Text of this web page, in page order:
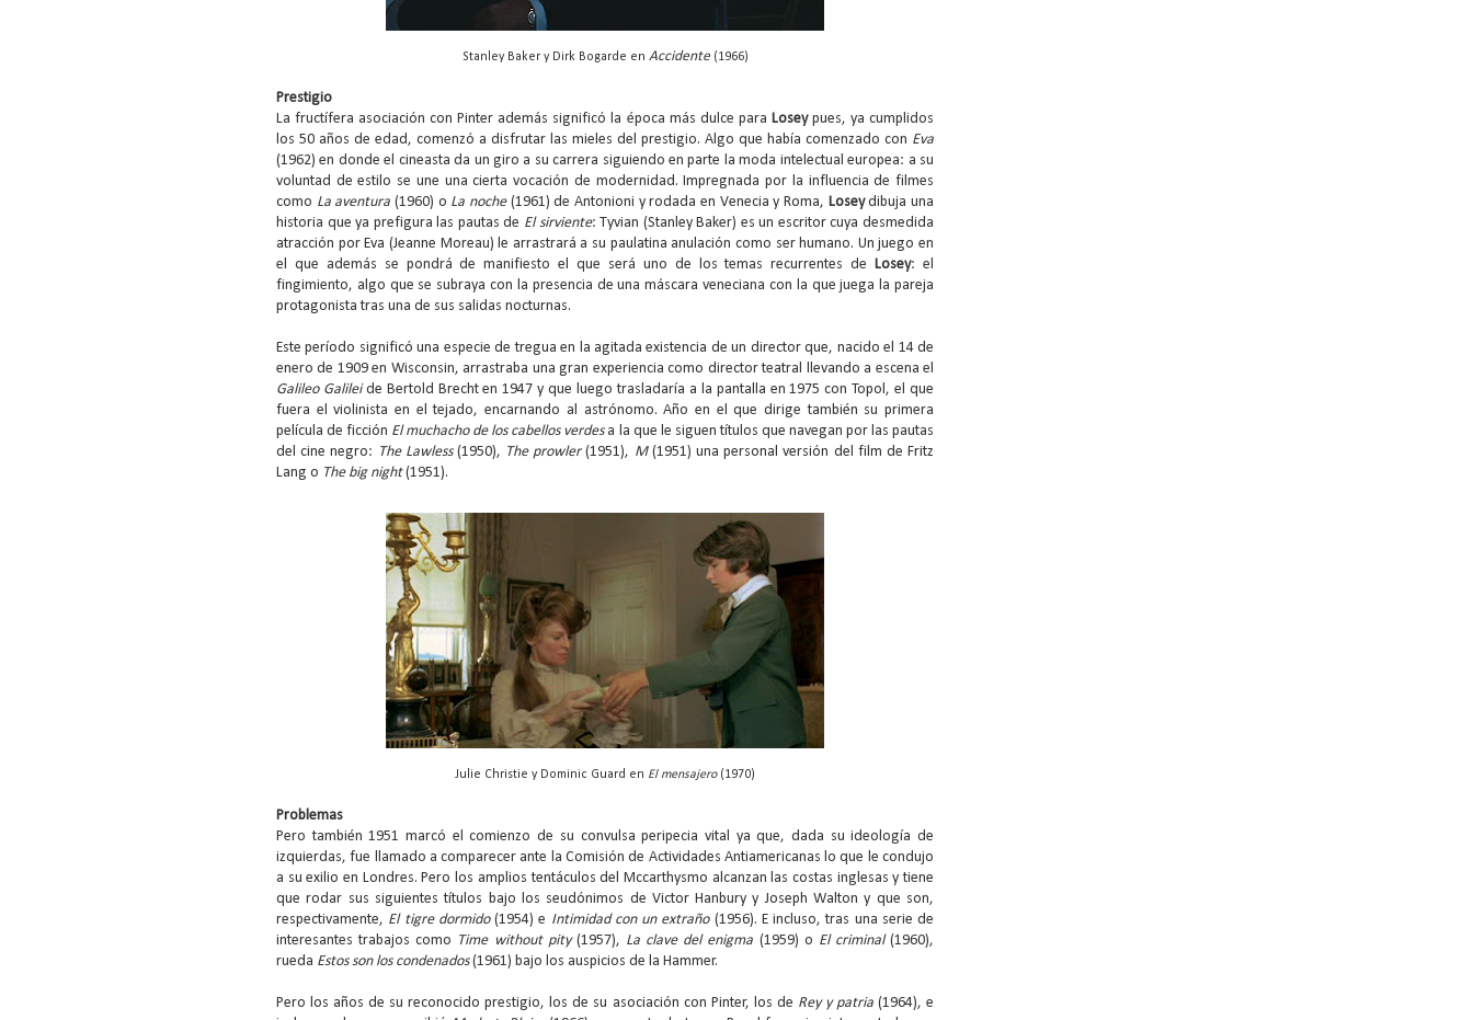
Stanley Baker y Dirk Bogarde en Accidente(1966)
Prestigio
La fructífera asociación con Pinter además significó la época más dulce para Loseypues, ya cumplidos
los 50 años de edad, comenzó a disfrutar las mieles del prestigio. Algo que había comenzado con Eva
(1962) en donde el cineasta da un giro a su carrera siguiendo en parte la moda intelectual europea: a su
voluntad de estilo se une una cierta vocación de modernidad. Impregnada por la influencia de filmes
como La aventura (1960) o La noche(1961) de Antonioni y rodada en Venecia y Roma, Loseydibuja una
historia que ya prefigura las pautas de El sirviente: Tyvian (Stanley Baker) es un escritor cuya desmedida
atracción por Eva (Jeanne Moreau) le arrastrará a su paulatina anulación como ser humano. Un juego en
el que además se pondrá de manifiesto el que será uno de los temas recurrentes deLosey: el
fingimiento, algo que se subraya con la presencia de una máscara veneciana con la que juega la pareja
protagonista tras una de sus salidas nocturnas.
Este período significó una especie de tregua en la agitada existencia de un director que, nacido el 14 de
enero de 1909 en Wisconsin, arrastraba una gran experiencia como director teatral llevando a escena el
Galileo Galileide Bertold Brecht en 1947 y que luego trasladaría a la pantalla en 1975 con Topol, el que
fuera el violinista en el tejado, encarnando al astrónomo. Año en el que dirige también su primera
película de ficción El muchacho de los cabellos verdesa la que le siguen títulos que navegan por las pautas
del cine negro: The Lawless(1950), The prowler(1951), M(1951) una personal versión del film de Fritz
Lang o The big night(1951).
Julie Christie y Dominic Guard en El mensajero(1970)
Problemas
Pero también 1951 marcó el comienzo de su convulsa peripecia vital ya que, dada su ideología de
izquierdas, fue llamado a comparecer ante la Comisión de Actividades Antiamericanas lo que le condujo
a su exilio en Londres. Pero los amplios tentáculos del Mccarthysmo alcanzan las costas inglesas y tiene
que rodar sus siguientes títulos bajo los seudónimos de Victor Hanbury y Joseph Walton y que son,
respectivamente, El tigre dormido(1954) e Intimidad con un extraño(1956). E incluso, tras una serie de
interesantes trabajos como Time without pity(1957), La clave del enigma (1959) o El criminal(1960),
rueda Estos son los condenados(1961) bajo los auspicios de la Hammer.
Pero los años de su reconocido prestigio, los de su asociación con Pinter, los de Rey y patria(1964), e